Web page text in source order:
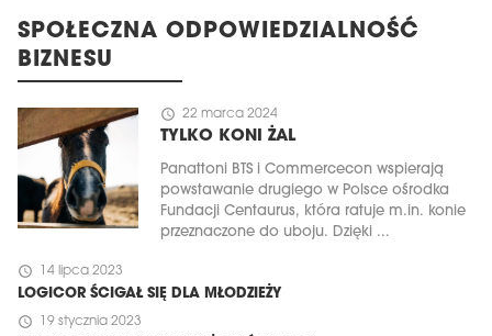
SPOŁECZNA ODPOWIEDZIALNOŚĆ
BIZNESU
schedule 22 marca 2024
TYLKO KONI ŻAL
Panattoni BTS i Commercecon wspierają
powstawanie drugiego w Polsce ośrodka
Fundacji Centaurus, która ratuje m.in. konie
przeznaczone do uboju. Dzięki ...
schedule 14 lipca 2023
LOGICOR ŚCIGAŁ SIĘ DLA MŁODZIEŻY
schedule 19 stycznia 2023